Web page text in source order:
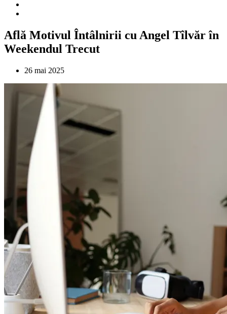
Află Motivul Întâlnirii cu Angel Tîlvăr în
Weekendul Trecut
26 mai 2025